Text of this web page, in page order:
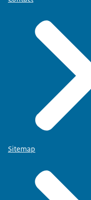
Sitemap